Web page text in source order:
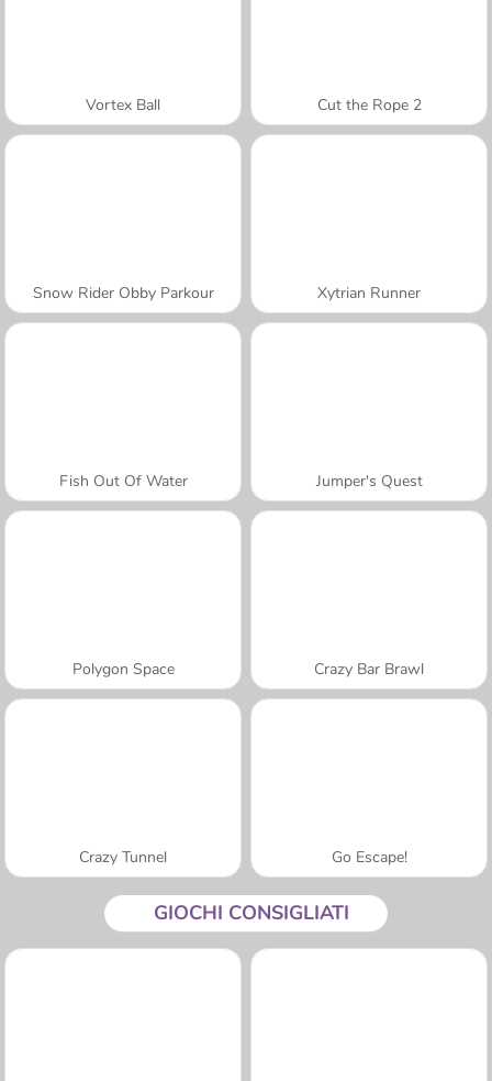
Vortex Ball Cut the Rope 2
Snow Rider Obby Parkour Xytrian Runner
Fish Out Of Water Jumper's Quest
Polygon Space Crazy Bar Brawl
Crazy Tunnel Go Escape!
GIOCHI CONSIGLIATI